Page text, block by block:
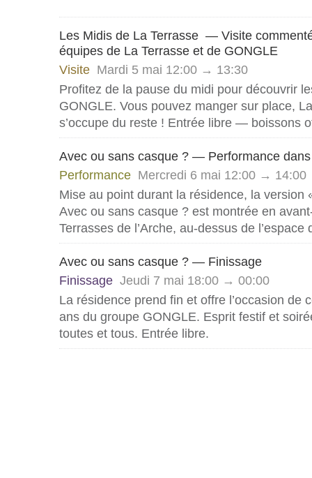
Les Midis de La Terrasse — Visite
équipes de La Terrasse et de GONGLE
Visite Mardi 5 mai 12:00 → 13:30
Profitez de la pause du midi pour découvrir
GONGLE. Vous pouvez manger sur place,
s’occupe du reste ! Entrée libre — boissons
Avec ou sans casque ? — Performance dans
Performance Mercredi 6 mai 12:00 → 14:00
Mise au point durant la résidence, la version
Avec ou sans casque ? est montrée en
Terrasses de l’Arche, au-dessus de l’espace
Avec ou sans casque ? — Finissage
Finissage Jeudi 7 mai 18:00 → 00:00
La résidence prend fin et offre l’occasion de
ans du groupe GONGLE. Esprit festif et
toutes et tous. Entrée libre.